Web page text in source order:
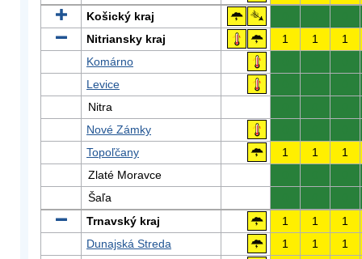
Košický kraj
Nitriansky kraj
1 1
1
Komárno
Levice
Nitra
Nové Zámky
Topoľčany
1 1
1
Zlaté Moravce
Šaľa
Trnavský kraj
1 1
1
Dunajská Streda
1 1
1